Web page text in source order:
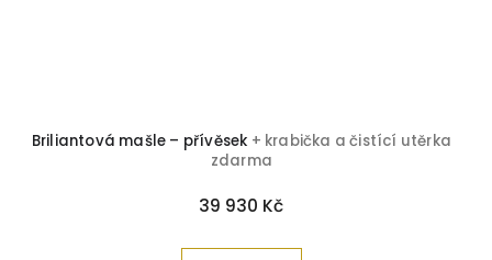
Briliantová mašle – přívěsek + krabička a čistící utěrka
zdarma
39 930 Kč